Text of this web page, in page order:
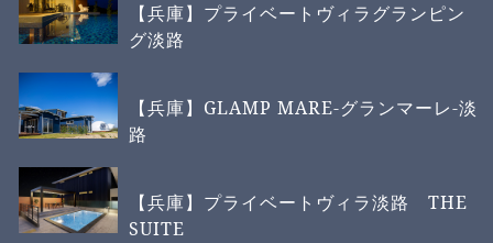
【兵庫】プライベートヴィラグランピン
グ淡路
【兵庫】GLAMP MARE-グランマーレ-淡
路
【兵庫】プライベートヴィラ淡路 THE
SUITE